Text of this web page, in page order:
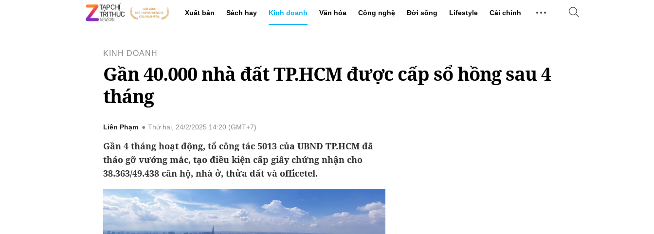
Xuất bản Sách hay Kinh doanh Văn hóa Công nghệ Đời sống Lifestyle Cải chính
KINH DOANH
Gần 40.000 nhà đất TP.HCM được cấp sổ hồng sau 4
tháng
Liên Phạm Thứ hai, 24/2/2025 14:20 (GMT+7)
Gần 4 tháng hoạt động, tổ công tác 5013 của UBND TP.HCM đã
tháo gỡ vướng mắc, tạo điều kiện cấp giấy chứng nhận cho
38.363/49.438 căn hộ, nhà ở, thửa đất và officetel.